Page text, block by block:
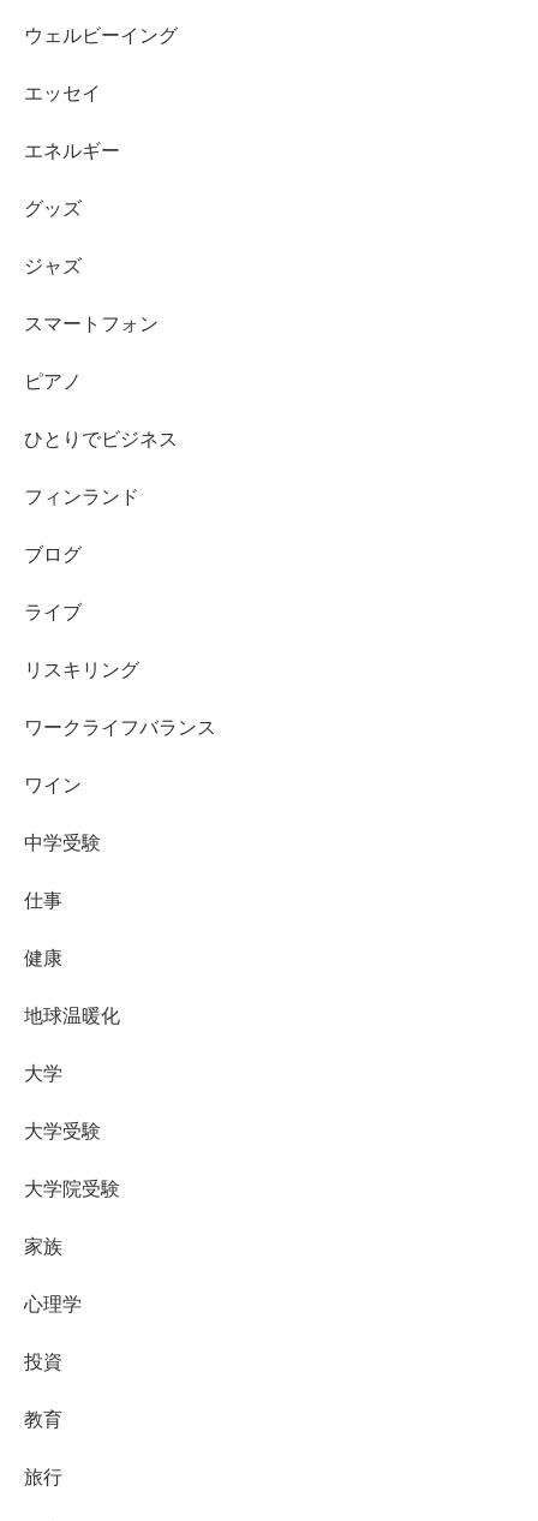
ウェルビーイング
エッセイ
エネルギー
グッズ
ジャズ
スマートフォン
ピアノ
ひとりでビジネス
フィンランド
ブログ
ライブ
リスキリング
ワークライフバランス
ワイン
中学受験
仕事
健康
地球温暖化
大学
大学受験
大学院受験
家族
心理学
投資
教育
旅行